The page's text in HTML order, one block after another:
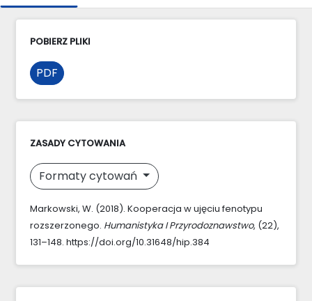
POBIERZ PLIKI
PDF
ZASADY CYTOWANIA
Formaty cytowań
Markowski, W. (2018). Kooperacja w ujęciu fenotypu
rozszerzonego. Humanistyka I Przyrodoznawstwo, (22),
131–148. https://doi.org/10.31648/hip.384